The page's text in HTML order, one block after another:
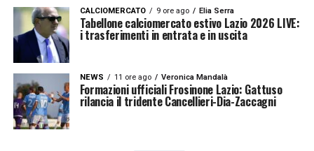
Accetto la Privacy Policy
LA PLAYLIST DELLE NOSTRE TOP NEWS
CALCIOMERCATO 9 ore ago Elia Serra
Tabellone calciomercato estivo Lazio 2026 LIVE:
i trasferimenti in entrata e in uscita
NEWS 11 ore ago Veronica Mandalà
Formazioni ufficiali Frosinone Lazio: Gattuso
rilancia il tridente Cancellieri-Dia-Zaccagni